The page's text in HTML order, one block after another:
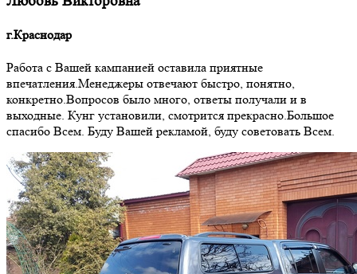
г.Краснодар
Работа с Вашей кампанией оставила приятные
впечатления.Менеджеры отвечают быстро, понятно,
конкретно.Вопросов было много, ответы получали и в
выходные. Кунг установили, смотрится прекрасно.Большое
спасибо Всем. Буду Вашей рекламой, буду советовать Всем.